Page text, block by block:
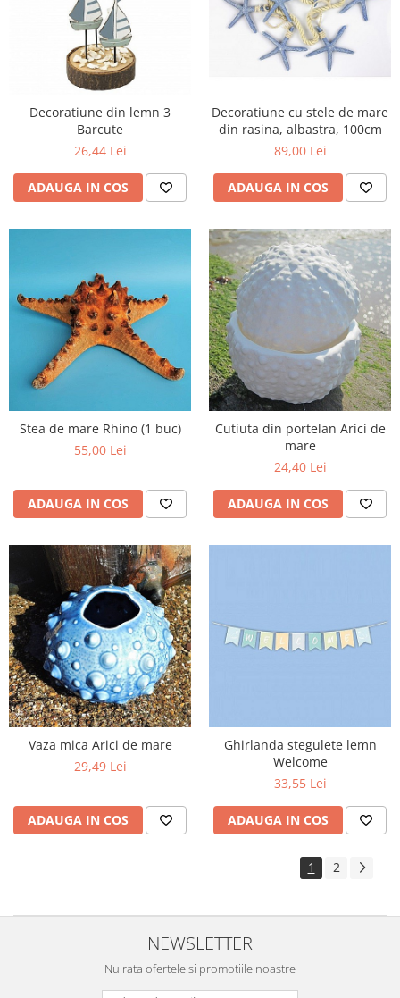
Decoratiune din lemn 3
Barcute
26,44 Lei
ADAUGA IN COS
Decoratiune cu stele de mare
din rasina, albastra, 100cm
89,00 Lei
ADAUGA IN COS
Stea de mare Rhino (1 buc)
55,00 Lei
ADAUGA IN COS
Cutiuta din portelan Arici de
mare
24,40 Lei
ADAUGA IN COS
Vaza mica Arici de mare
29,49 Lei
ADAUGA IN COS
Ghirlanda stegulete lemn
Welcome
33,55 Lei
ADAUGA IN COS
1 2
NEWSLETTER
Nu rata ofertele si promotiile noastre